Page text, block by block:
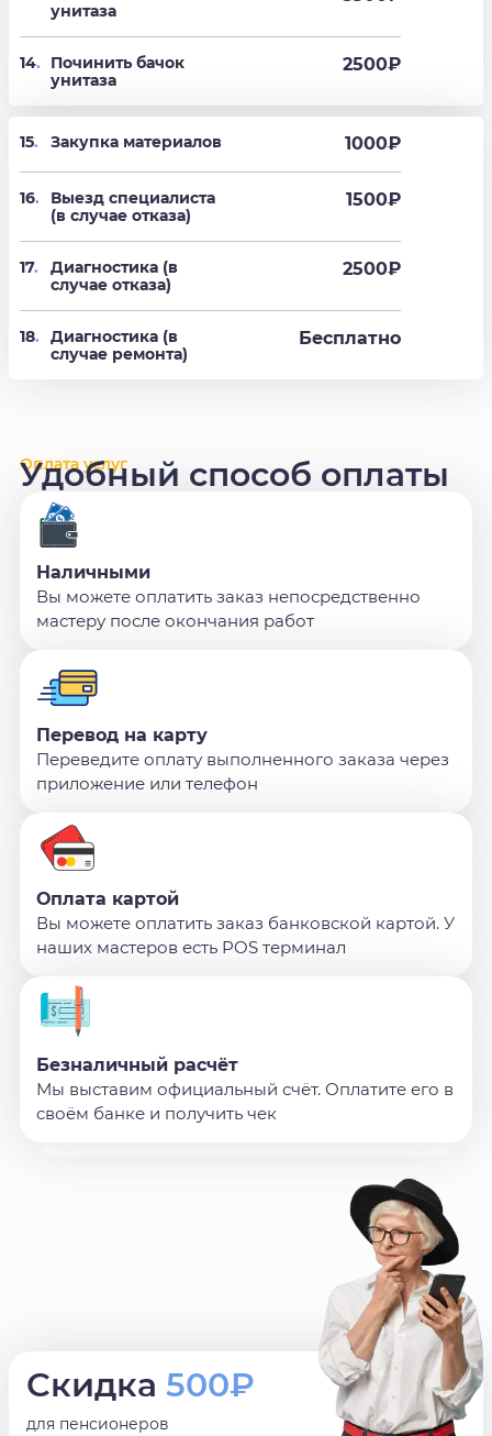
унитаза
14.
Починить бачок
унитаза
2500₽
15. Закупка материалов 1000₽
16.
Выезд специалиста
(в случае отказа)
1500₽
17.
Диагностика (в
случае отказа)
2500₽
18.
Диагностика (в
случае ремонта)
Бесплатно
Оплата услуг
Удобный способ оплаты
Наличными
Вы можете оплатить заказ непосредственно
мастеру после окончания работ
Перевод на карту
Переведите оплату выполненного заказа через
приложение или телефон
Оплата картой
Вы можете оплатить заказ банковской картой. У
наших мастеров есть POS терминал
Безналичный расчёт
Мы выставим официальный счёт. Оплатите его в
своём банке и получить чек
Скидка 500₽
для пенсионеров